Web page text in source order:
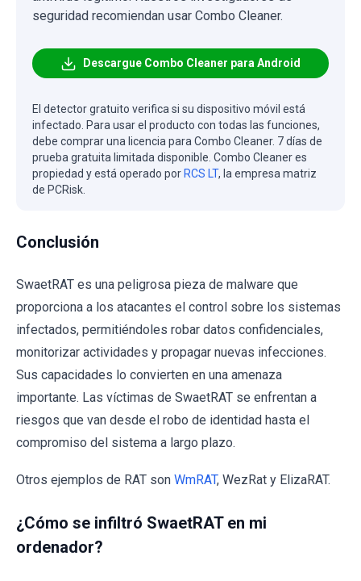
seguridad recomiendan usar Combo Cleaner.
Descargue Combo Cleaner para Android
El detector gratuito verifica si su dispositivo móvil está
infectado. Para usar el producto con todas las funciones,
debe comprar una licencia para Combo Cleaner. 7 días de
prueba gratuita limitada disponible. Combo Cleaner es
propiedad y está operado por RCS LT, la empresa matriz
de PCRisk.
Conclusión
SwaetRAT es una peligrosa pieza de malware que
proporciona a los atacantes el control sobre los sistemas
infectados, permitiéndoles robar datos confidenciales,
monitorizar actividades y propagar nuevas infecciones.
Sus capacidades lo convierten en una amenaza
importante. Las víctimas de SwaetRAT se enfrentan a
riesgos que van desde el robo de identidad hasta el
compromiso del sistema a largo plazo.
Otros ejemplos de RAT son WmRAT, WezRat y ElizaRAT.
¿Cómo se infiltró SwaetRAT en mi
ordenador?